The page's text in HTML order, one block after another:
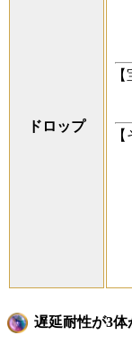
ドロップ
遅延耐性が3体